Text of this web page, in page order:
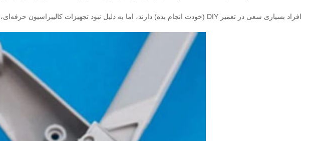
افراد بسیاری سعی در تعمیر DIY (خودت انجام بده) دارند، اما به دلیل نبود تجهیزات کالیبراسیون حرفه‌ای، نه تنها مشکل حل نمی‌شود بلکه خسارت جبران‌ناپذیری به پهپاد وارد می‌کنند .